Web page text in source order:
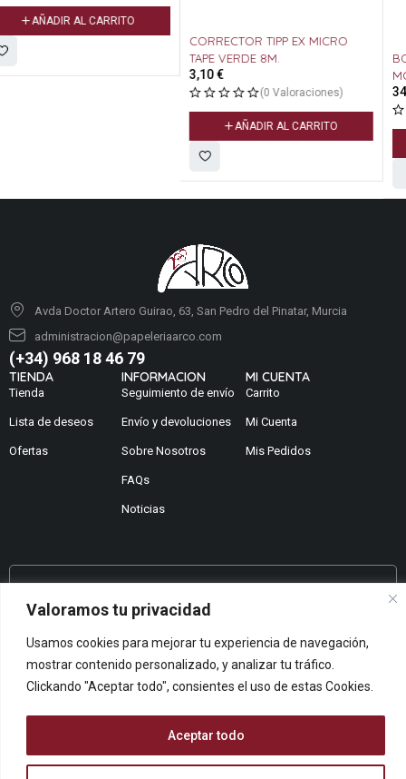
Valoramos tu privacidad
Usamos cookies para mejorar tu experiencia de navegación,
mostrar contenido personalizado, y analizar tu tráfico.
Clickando "Aceptar todo", consientes el uso de estas Cookies.
Aceptar todo
3,10€
BOLIGRAFO JOTTER XL
MONOCHROME NEGRO
34,70€
(0 Valoraciones)
AÑADIR AL CARRITO
Avda Doctor Artero Guirao, 63, San Pedro del Pinatar, Murcia
administracion@papeleriaarco.com
(+34) 968 18 46 79
TIENDA
Tienda
Lista de deseos
Ofertas
INFORMACION
Seguimiento de envío
Envío y devoluciones
Sobre Nosotros
FAQs
Noticias
MI CUENTA
Carrito
Mi Cuenta
Mis Pedidos
¿No encuentras lo que buscas?
¿Te podemos ayudar?
Centro De Ayuda
Queremos saber tu opinión
Dános Feedback